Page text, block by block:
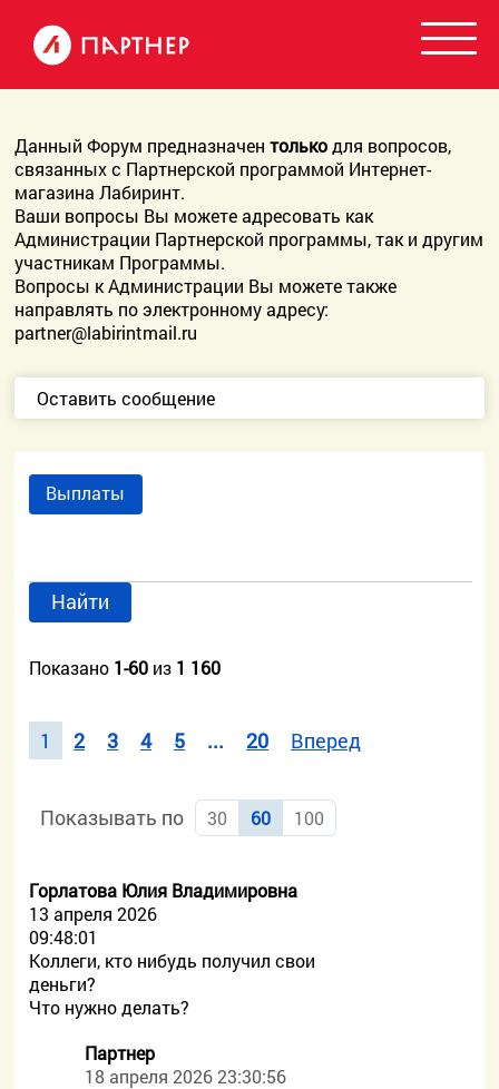
Данный Форум предназначентолькодля вопросов,
связанных с Партнерской программой Интернет-
магазина Лабиринт.
Ваши вопросы Вы можете адресовать как
Администрации Партнерской программы, так и другим
участникам Программы.
Вопросы к Администрации Вы можете также
направлять по электронному адресу:
partner@labirintmail.ru
Оставить сообщение
Выплаты
Найти
Показано 1-60 из 1 160
1 2 3 4 5 ... 20 Вперед
Показывать по 30 60 100
Горлатова Юлия Владимировна
13 апреля 2026
09:48:01
Коллеги, кто нибудь получил свои
деньги?
Что нужно делать?
Партнер
18 апреля 2026 23:30:56